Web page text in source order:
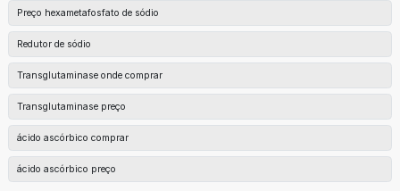
Preço hexametafosfato de sódio
Redutor de sódio
Transglutaminase onde comprar
Transglutaminase preço
ácido ascórbico comprar
ácido ascórbico preço